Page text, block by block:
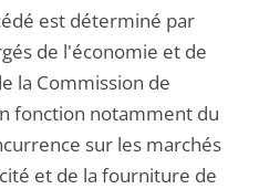
est déterminé par
de l'économie et de
la Commission de
fonction notamment du
sur les marchés
et de la fourniture de